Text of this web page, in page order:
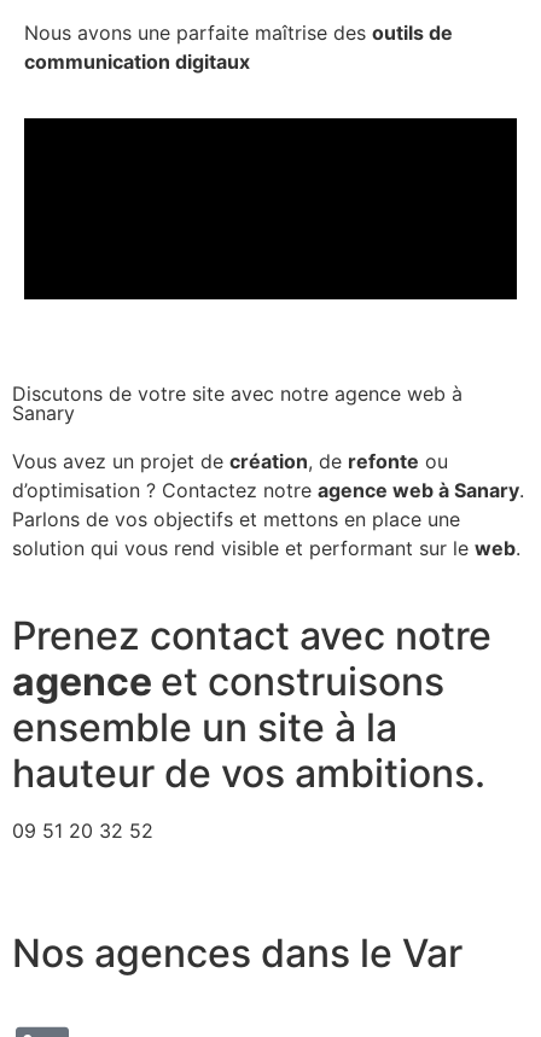
Nous avons une parfaite maîtrise des outils de
communication digitaux
Discutons de votre site avec notre agence web à
Sanary
Vous avez un projet de création, de refonte ou
d’optimisation ? Contactez notre agence web à Sanary.
Parlons de vos objectifs et mettons en place une
solution qui vous rend visible et performant sur le web.
Prenez contact avec notre
agence et construisons
ensemble un site à la
hauteur de vos ambitions.
09 51 20 32 52
Nos agences dans le Var